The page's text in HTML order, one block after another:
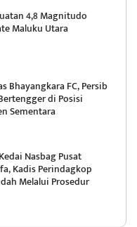
4,8 Magnitudo
Maluku Utara
Bhayangkara FC, Persib
di Posisi
Sementara
Nasbag Pusat
Kadis Perindagkop
Melalui Prosedur